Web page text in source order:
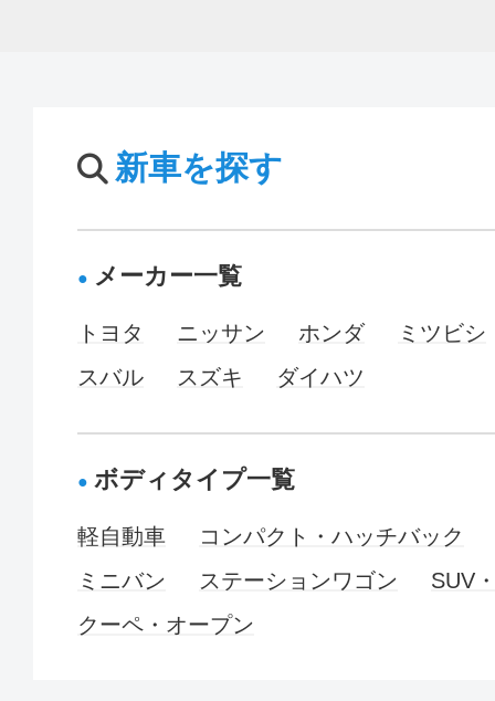
新車を探す
メーカー一覧
トヨタ ニッサン ホンダ
ミツビシ
スバル
スズキ ダイハツ
ボディタイプ一覧
軽自動車
コンパクト・ハッチバック
ミニバン
ステーションワゴン
SUV
クーペ・オープン